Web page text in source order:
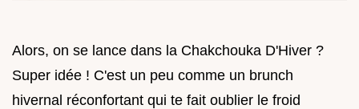
Alors, on se lance dans la Chakchouka D'Hiver ?
Super idée ! C'est un peu comme un brunch
hivernal réconfortant qui te fait oublier le froid